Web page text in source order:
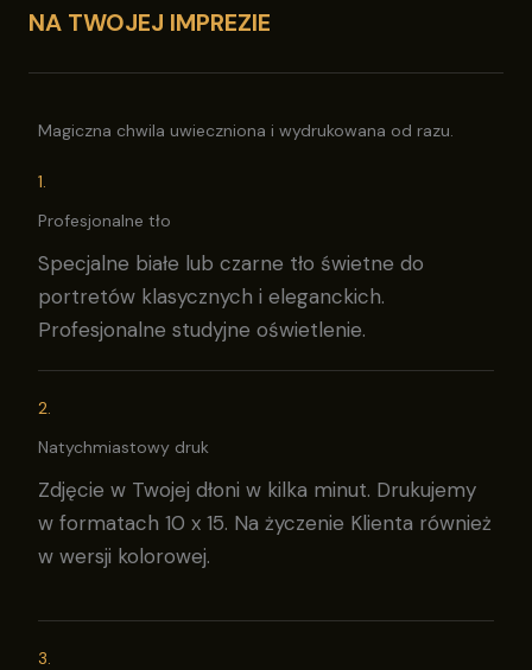
NA TWOJEJ IMPREZIE
Magiczna chwila uwieczniona i wydrukowana od razu.
1.
Profesjonalne tło
Specjalne białe lub czarne tło świetne do
portretów klasycznych i eleganckich.
Profesjonalne studyjne oświetlenie.
2.
Natychmiastowy druk
Zdjęcie w Twojej dłoni w kilka minut. Drukujemy
w formatach 10 x 15. Na życzenie Klienta również
w wersji kolorowej.
3.